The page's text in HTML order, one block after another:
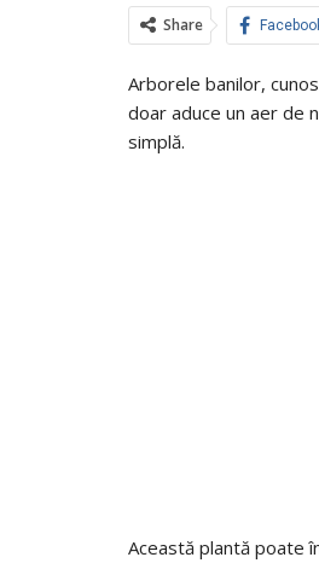
Share
Arborele banilor,
doar aduce un aer de
simplă.
Această plantă poate